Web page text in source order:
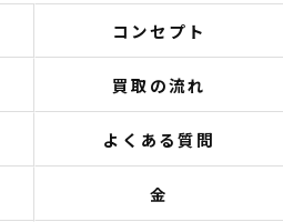
コンセプト
買取の流れ
よくある質問
金